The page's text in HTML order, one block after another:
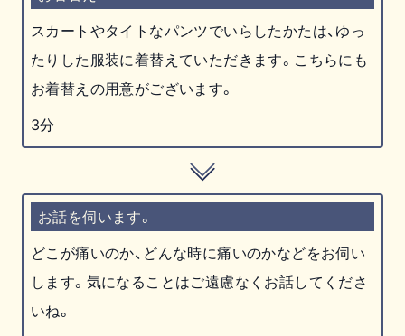
スカートやタイトなパンツでいらしたかたは、ゆっ
たりした服装に着替えていただきます。こちらにも
お着替えの用意がございます。
3分
お話を伺います。
どこが痛いのか、どんな時に痛いのかなどをお伺い
します。気になることはご遠慮なくお話してくださ
いね。